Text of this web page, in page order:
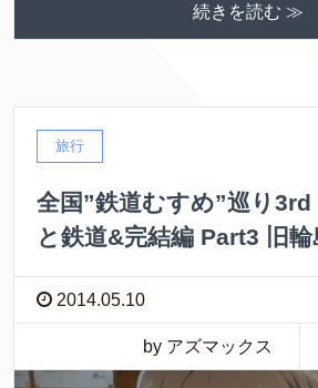
続きを読む ≫
旅行
全国”鉄道むすめ”巡り
と鉄道&完結編 Part3 旧輪
2014.05.10
by アズマックス